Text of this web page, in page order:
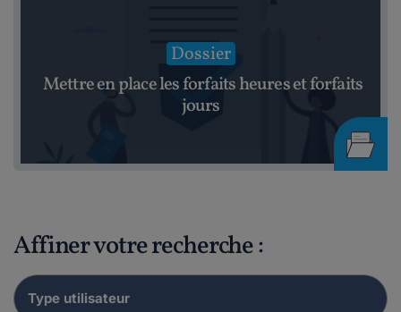
Dossier
Mettre en place les forfaits heures et forfaits
jours
Affiner votre recherche :